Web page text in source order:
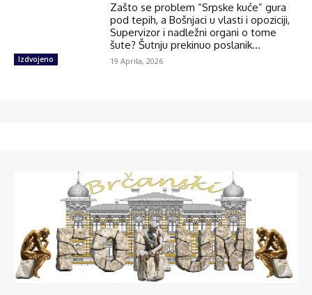
Izdvojeno
Zašto se problem “Srpske kuće” gura
pod tepih, a Bošnjaci u vlasti i opoziciji,
Supervizor i nadležni organi o tome
šute? Šutnju prekinuo poslanik...
19 Aprila, 2026